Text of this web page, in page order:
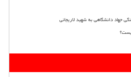
جهاد دانشگاهی به شهید لاریجانی